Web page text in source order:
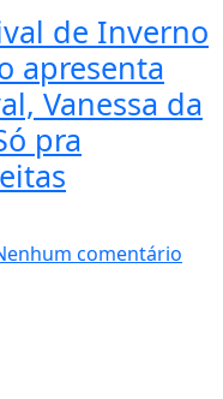
de Inverno
apresenta
Vanessa da
pra
comentário